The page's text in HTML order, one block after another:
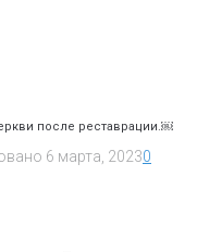
после реставрации.￼
6 марта, 20230